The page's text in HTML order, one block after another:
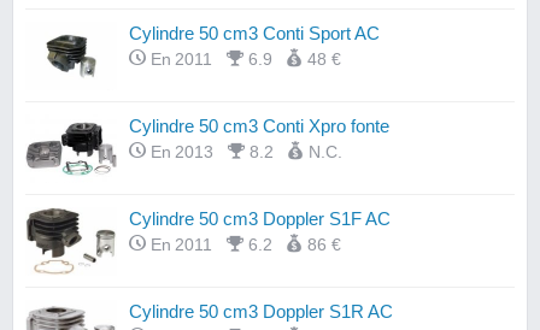
Cylindre 50 cm3 Conti Sport AC
En 2011 6.9 48 €
Cylindre 50 cm3 Conti Xpro fonte
En 2013 8.2 N.C.
Cylindre 50 cm3 Doppler S1F AC
En 2011 6.2 86 €
Cylindre 50 cm3 Doppler S1R AC